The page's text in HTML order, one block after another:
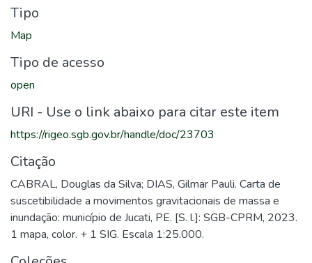
Tipo
Map
Tipo de acesso
open
URI - Use o link abaixo para citar este item
https://rigeo.sgb.gov.br/handle/doc/23703
Citação
CABRAL, Douglas da Silva; DIAS, Gilmar Pauli. Carta de
suscetibilidade a movimentos gravitacionais de massa e
inundação: município de Jucati, PE. [S. l.]: SGB-CPRM, 2023.
1 mapa, color. + 1 SIG. Escala 1:25.000.